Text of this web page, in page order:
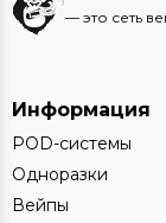
— это сеть
Информация
POD-системы
Одноразки
Вейпы